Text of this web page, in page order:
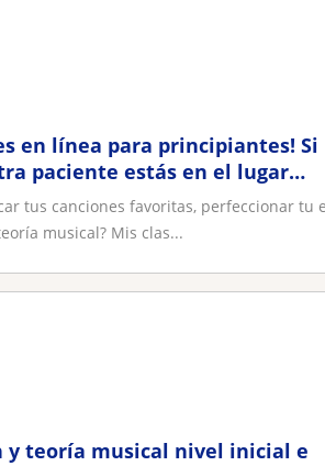
en línea para principiantes! Si
paciente estás en el lugar
las edades
tus canciones favoritas, perfeccionar tu
musical? Mis clas...
y teoría musical nivel inicial e